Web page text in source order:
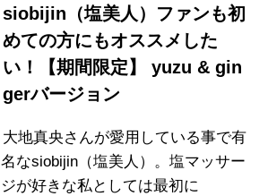
siobijin（塩美人）ファンも初
めての方にもオススメした
い！【期間限定】 yuzu & gin
gerバージョン
大地真央さんが愛用している事で有
名なsiobijin（塩美人）。塩マッサー
ジが好きな私としては最初に